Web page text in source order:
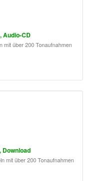
Audio-CD
mit über 200 Tonaufnahmen
Download
mit über 200 Tonaufnahmen